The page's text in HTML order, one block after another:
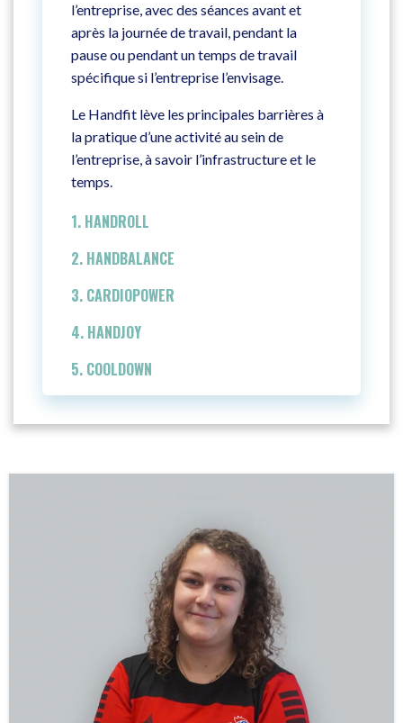
l’entreprise, avec des séances avant et
après la journée de travail, pendant la
pause ou pendant un temps de travail
spécifique si l’entreprise l’envisage.
Le Handfit lève les principales barrières à
la pratique d’une activité au sein de
l’entreprise, à savoir l’infrastructure et le
temps.
1. HANDROLL
2. HANDBALANCE
3. CARDIOPOWER
4. HANDJOY
5. COOLDOWN